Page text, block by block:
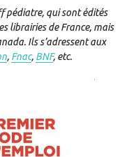
pédiatre, qui sont édités
librairies de France, mais
Ils s’adressent aux
, Fnac, BNF, etc.